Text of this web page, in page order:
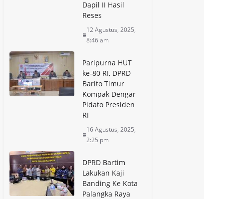
Dapil II Hasil
Reses
12 Agustus, 2025,
8:46 am
Paripurna HUT
ke-80 RI, DPRD
Barito Timur
Kompak Dengar
Pidato Presiden
RI
16 Agustus, 2025,
2:25 pm
DPRD Bartim
Lakukan Kaji
Banding Ke Kota
Palangka Raya